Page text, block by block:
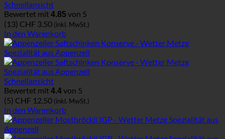
Schnellansicht
Bewertet mit 4.85 von 5
(13) CHF 3.50 (inkl. MwSt.)
In den Warenkorb
Schnellansicht
Bewertet mit 4.4von 5
(5) CHF 12.50 (inkl. MwSt.)
In den Warenkorb